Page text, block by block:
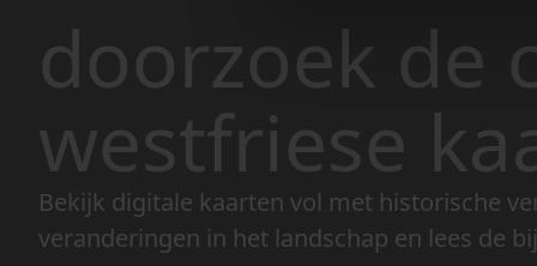
doorzoek de
westfriese
Bekijk digitale kaarten vol met historische
veranderingen in het landschap en lees de